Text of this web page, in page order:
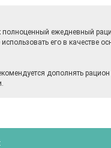
полноценный ежедневный
его в качестве
дополнять